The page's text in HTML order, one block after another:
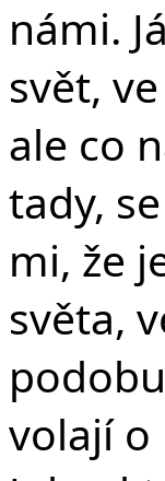
námi.
svět,
ale co
tady,
mi, že
světa,
volají o